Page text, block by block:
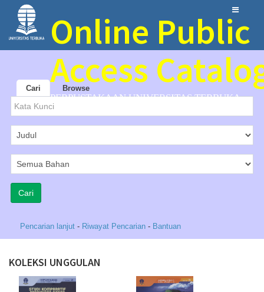
Online Public
Access
PERPUSTAKAAN UNIVERSITAS TERBUKA
Cari Browse
Pencarian lanjut - Riwayat Pencarian - Bantuan
KOLEKSI UNGGULAN